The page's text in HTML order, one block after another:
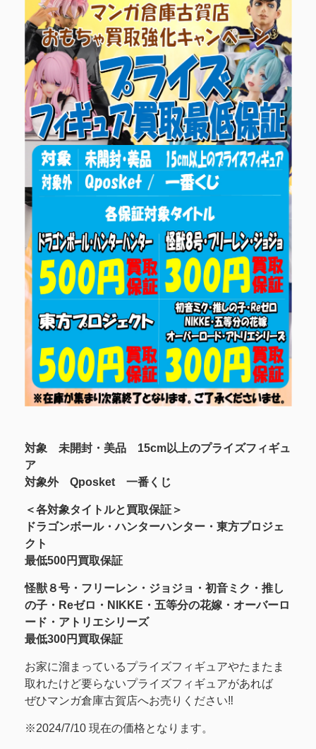
対象 未開封・美品 15cm以上のプライズフィギュ
ア
対象外 Qposket 一番くじ
＜各対象タイトルと買取保証＞
ドラゴンボール・ハンターハンター・東方プロジェ
クト
最低500円買取保証
怪獣８号・フリーレン・ジョジョ・初音ミク・推し
の子・Reゼロ・NIKKE・五等分の花嫁・オーバーロ
ード・アトリエシリーズ
最低300円買取保証
お家に溜まっているプライズフィギュアやたまたま
取れたけど要らないプライズフィギュアがあれば
ぜひマンガ倉庫古賀店へお売りください‼
※2024/7/10 現在の価格となります。